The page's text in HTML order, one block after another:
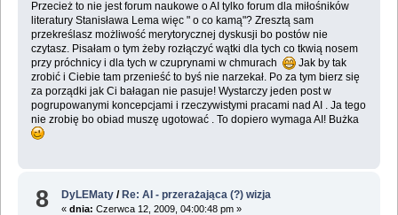
Przecież to nie jest forum naukowe o AI tylko forum dla miłośników
literatury Stanisława Lema więc " o co kamą"? Zresztą sam
przekreślasz możliwość merytorycznej dyskusji bo postów nie
czytasz. Pisałam o tym żeby rozłączyć wątki dla tych co tkwią nosem
przy próchnicy i dla tych w czuprynami w chmurach
Jak by tak
zrobić i Ciebie tam przenieść to byś nie narzekał. Po za tym bierz się
za porządki jak Ci bałagan nie pasuje! Wystarczy jeden post w
pogrupowanymi koncepcjami i rzeczywistymi pracami nad AI . Ja tego
nie zrobię bo obiad muszę ugotować . To dopiero wymaga AI! Bużka
8 DyLEMaty /Re: AI - przerażająca (?) wizja
«dnia: Czerwca 12, 2009, 04:00:48 pm »